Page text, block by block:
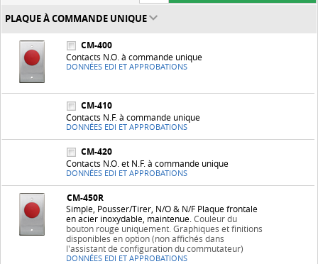
PLAQUE À COMMANDE UNIQUE
CM-400
Contacts N.O. à commande unique
DONNÉES EDI ET APPROBATIONS
CM-410
Contacts N.F. à commande unique
DONNÉES EDI ET APPROBATIONS
CM-420
Contacts N.O. et N.F. à commande unique
DONNÉES EDI ET APPROBATIONS
CM-450R
Simple, Pousser/Tirer, N/O & N/F Plaque frontale
en acier inoxydable, maintenue. Couleur du
bouton rouge uniquement. Graphiques et finitions
disponibles en option (non affichés dans
l'assistant de configuration du commutateur)
DONNÉES EDI ET APPROBATIONS